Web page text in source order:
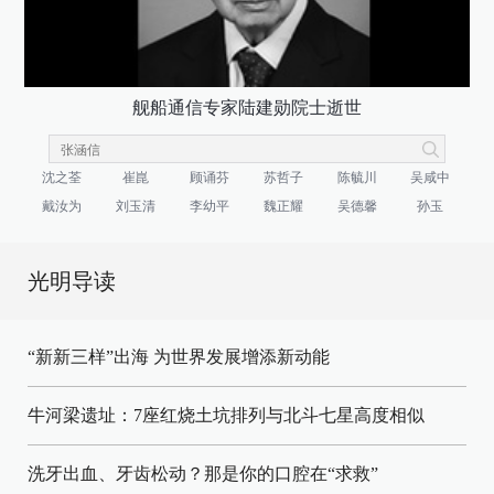
舰船通信专家陆建勋院士逝世
沈之荃 崔崑 顾诵芬 苏哲子 陈毓川
吴咸中
戴汝为
刘玉清 李幼平 魏正耀 吴德馨 孙玉
光明导读
“新新三样”出海 为世界发展增添新动能
牛河梁遗址：7座红烧土坑排列与北斗七星高度相似
洗牙出血、牙齿松动？那是你的口腔在“求救”